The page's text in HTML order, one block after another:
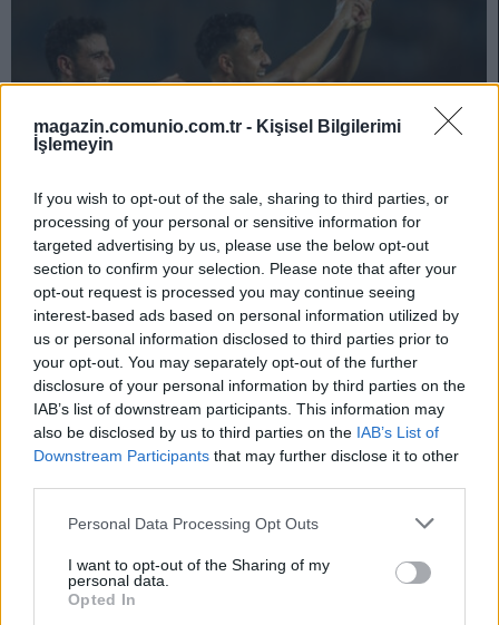
magazin.comunio.com.tr - Kişisel Bilgilerimi
İşlemeyin
If you wish to opt-out of the sale, sharing to third parties, or
processing of your personal or sensitive information for
targeted advertising by us, please use the below opt-out
section to confirm your selection. Please note that after your
opt-out request is processed you may continue seeing
interest-based ads based on personal information utilized by
us or personal information disclosed to third parties prior to
your opt-out. You may separately opt-out of the further
disclosure of your personal information by third parties on the
IAB’s list of downstream participants. This information may
also be disclosed by us to third parties on the IAB’s List of
Downstream Participants that may further disclose it to other
Please note that this website/app uses one or more Google
not limited to your visit or usage behaviour. You may click to
grant or deny consent to Google and its third-party tags to
use your data for below specified purposes in below Google
Personal Data Processing Opt Outs
I want to opt-out of the Sharing of my
personal data.
Opted In
Afrika Kupası ve Asya Kupası – Süper Lig’de dengeleri
değiştirebilecek resmi milli takım yolcularının listesi!
12/22/2023 Yazar Halil İbrahim Köstek|
Afrika ve Asya Kupaları'nın düzenleneceği tarihlerde Süper Lig'de 19.,
20., 21., 22., 23., 24. ve 25. hafta maçları oynanacak. Şampiyona, Süper
Lig'de bazı takımları olumsuz etkileyecek.
Devam oku »